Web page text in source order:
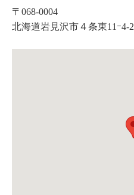
〒068-0004
北海道岩見沢市４条東11ｰ4-2